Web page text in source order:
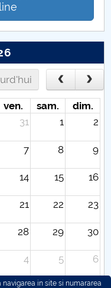
ven. sam.
dim.
31 1 2
7 8 9
14 15 16
21 22 23
28 29 30
4 5 6
in site si numararea